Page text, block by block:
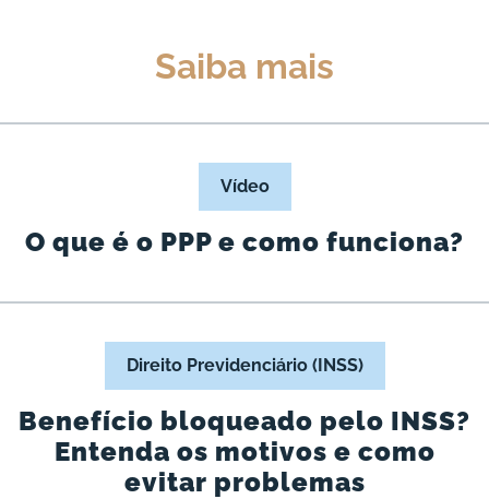
Saiba mais
Vídeo
O que é o PPP e como funciona?
Direito Previdenciário (INSS)
Benefício bloqueado pelo INSS?
Entenda os motivos e como
evitar problemas